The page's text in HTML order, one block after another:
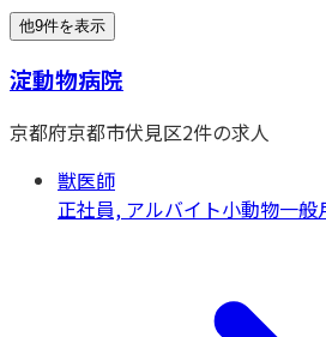
他9件を表示
淀動物病院
京都府京都市伏見区2件の求人
獣医師
正社員, アルバイト小動物一般